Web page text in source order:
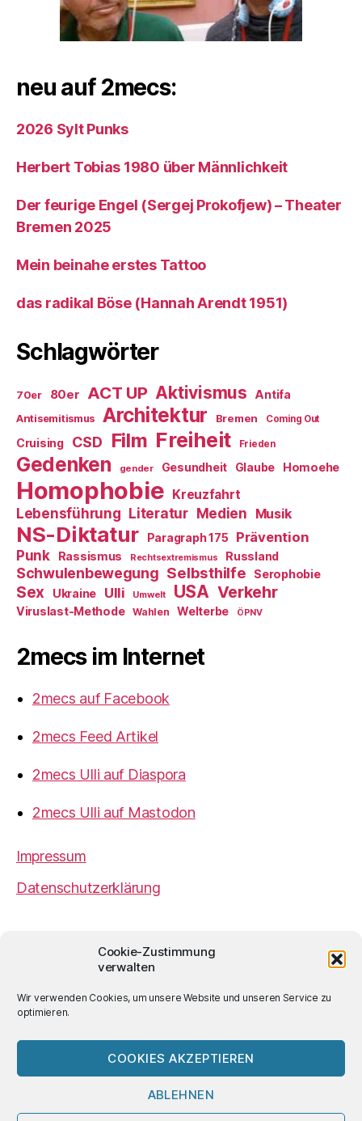
Cookie-Zustimmung
verwalten
Wir verwenden Cookies, um unsere Website und unseren Service zu
optimieren.
COOKIES AKZEPTIEREN
ABLEHNEN
neu auf 2mecs:
2026 Sylt Punks
Herbert Tobias 1980 über Männlichkeit
Der feurige Engel (Sergej Prokofjew) – Theater
Bremen 2025
Mein beinahe erstes Tattoo
das radikal Böse (Hannah Arendt 1951)
Schlagwörter
70er 80er ACT UP Aktivismus Antifa
Antisemitismus Architektur Bremen Coming Out
Cruising CSD Film Freiheit Frieden
Gedenken gender Gesundheit Glaube Homoehe
Homophobie Kreuzfahrt
Lebensführung Literatur Medien Musik
NS-Diktatur Paragraph 175
Prävention
Punk
Rassismus Rechtsextremismus Russland
Schwulenbewegung Selbsthilfe Serophobie
Sex Ukraine Ulli Umwelt USA Verkehr
Viruslast-Methode Wahlen Welterbe ÖPNV
2mecs im Internet
2mecs auf Facebook
2mecs Feed Artikel
2mecs Ulli auf Diaspora
2mecs Ulli auf Mastodon
Impressum
Datenschutzerklärung
Ulrich Würdemannist sofern nicht
anders angegeben lizenziert unter einer
Creative
Lizenz.